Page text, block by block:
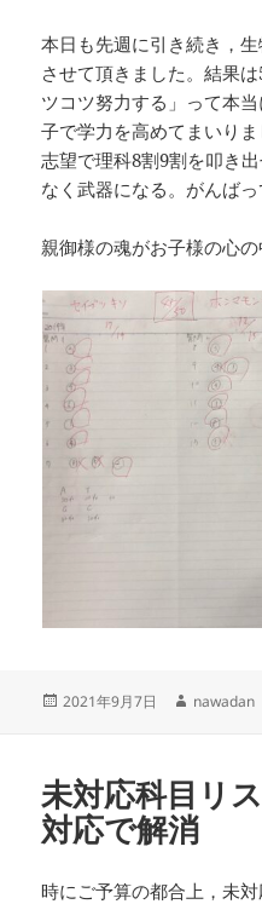
本日も先週に引き続き，
させて頂きました。結果
ツコツ努力する」って本
子で学力を高めてまいり
志望で理科8割9割を叩き
なく武器になる。がんばっ
親御様の魂がお子様の心
投
2021年9月7日
作
nawadan
未対応科目リ
対応で解消
時にご予算の都合上，未